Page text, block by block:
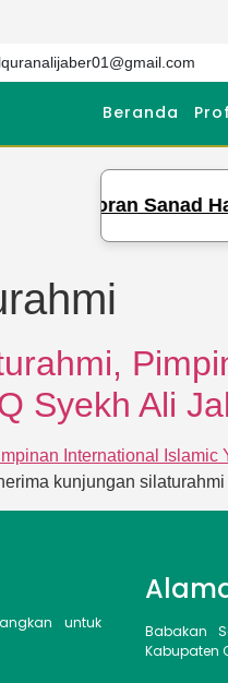
Beranda
Setoran Sanad
Syekh Ali
kunjungan
untuk
Babakan
Kabupaten